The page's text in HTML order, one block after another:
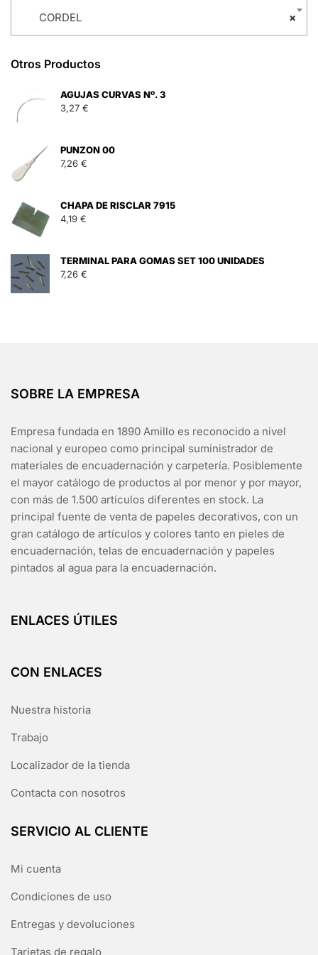
×
CORDEL
Otros Productos
AGUJAS CURVAS Nº. 3
3,27 €
PUNZON 00
7,26 €
CHAPA DE RISCLAR 7915
4,19 €
TERMINAL PARA GOMAS SET 100 UNIDADES
7,26 €
SOBRE LA EMPRESA
Empresa fundada en 1890 Amillo es reconocido a nivel
nacional y europeo como principal suministrador de
materiales de encuadernación y carpetería. Posiblemente
el mayor catálogo de productos al por menor y por mayor,
con más de 1.500 artículos diferentes en stock. La
principal fuente de venta de papeles decorativos, con un
gran catálogo de artículos y colores tanto en pieles de
encuadernación, telas de encuadernación y papeles
pintados al agua para la encuadernación.
ENLACES ÚTILES
CON ENLACES
Nuestra historia
Trabajo
Localizador de la tienda
Contacta con nosotros
SERVICIO AL CLIENTE
Mi cuenta
Condiciones de uso
Entregas y devoluciones
Tarjetas de regalo